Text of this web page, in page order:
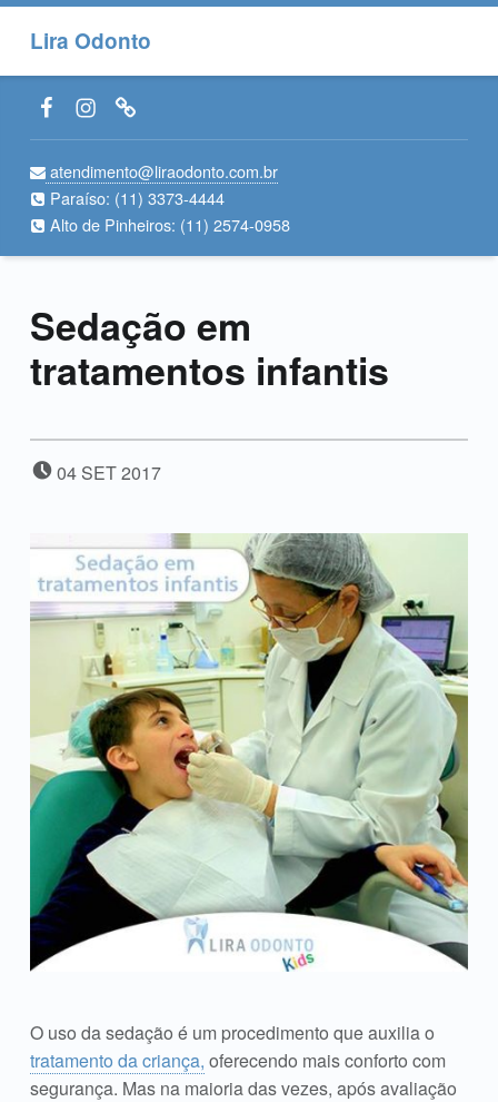
Lira Odonto
Facebook LiraOdonto
Instagram LiraOdonto
Site LiraOdonto
atendimento@liraodonto.com.br
Paraíso: (11) 3373-4444
Alto de Pinheiros: (11) 2574-0958
Sedação em
tratamentos infantis
POSTADO EM:
04 SET2017
O uso da sedação é um procedimento que auxilia o
tratamento da criança, oferecendo mais conforto com
segurança. Mas na maioria das vezes, após avaliação